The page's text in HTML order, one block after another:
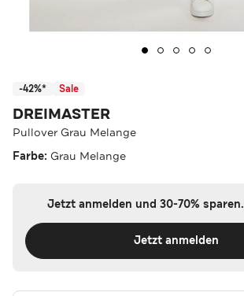
-42%* Sale
DREIMASTER
Pullover Grau Melange
Farbe: Grau Melange
Jetzt anmelden und 30-70% sparen.
Jetzt anmelden